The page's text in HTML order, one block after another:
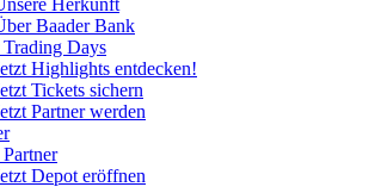
Herkunft
Baader Bank
Trading Days
Highlights entdecken!
Tickets sichern
Partner werden
Depot eröffnen